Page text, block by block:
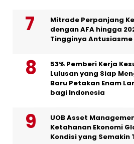
Mitrade Perpanjang
dengan AFA hingga
Tingginya Antusiasme
53% Pemberi Kerja
Lulusan yang Siap
Baru Petakan Enam
bagi Indonesia
UOB Asset
Ketahanan Ekonomi
Kondisi yang Semakin